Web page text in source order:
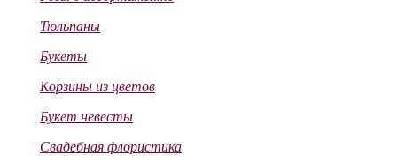
Тюльпаны
Букеты
Корзины из цветов
Букет невесты
Свадебная флористика